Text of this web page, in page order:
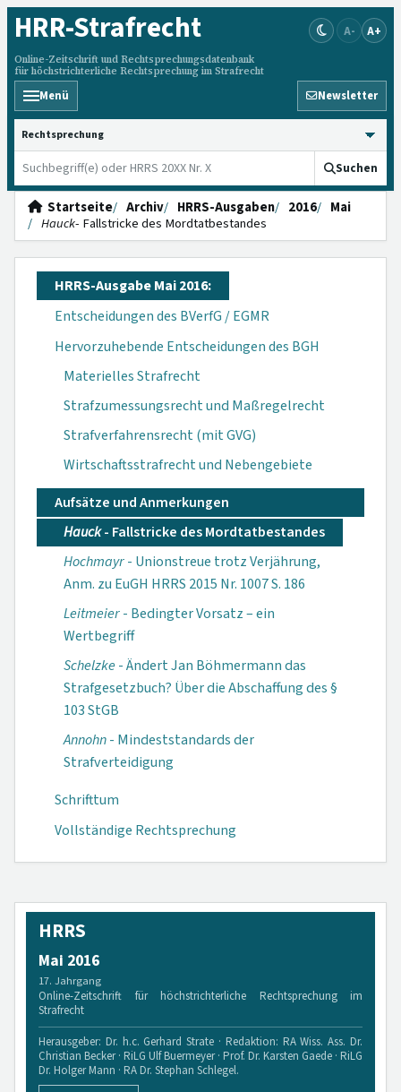
HRR-Strafrecht
Online-Zeitschrift und Rechtsprechungsdatenbank
für höchstrichterliche Rechtsprechung im Strafrecht
A- A+
Menü Newsletter
HRRS durchsuchen
Suchen
Startseite Archiv HRRS-Ausgaben 2016
Mai
Hauck- Fallstricke des Mordtatbestandes
HRRS-Ausgabe Mai 2016:
Entscheidungen des BVerfG / EGMR
Hervorzuhebende Entscheidungen des BGH
Materielles Strafrecht
Strafzumessungsrecht und Maßregelrecht
Strafverfahrensrecht (mit GVG)
Wirtschaftsstrafrecht und Nebengebiete
Aufsätze und Anmerkungen
Hauck- Fallstricke des Mordtatbestandes
Hochmayr- Unionstreue trotz Verjährung,
Anm. zu EuGH HRRS 2015 Nr. 1007 S. 186
Leitmeier- Bedingter Vorsatz – ein
Wertbegriff
Schelzke- Ändert Jan Böhmermann das
Strafgesetzbuch? Über die Abschaffung des §
103 StGB
Annohn- Mindeststandards der
Strafverteidigung
Schrifttum
Vollständige Rechtsprechung
HRRS
Mai 2016
17. Jahrgang
Online-Zeitschrift für höchstrichterliche Rechtsprechung im
Strafrecht
Herausgeber: Dr. h.c. Gerhard Strate · Redaktion: RA Wiss. Ass. Dr.
Christian Becker · RiLG Ulf Buermeyer · Prof. Dr. Karsten Gaede · RiLG
Dr. Holger Mann · RA Dr. Stephan Schlegel.